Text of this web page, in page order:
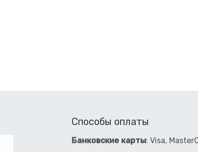
Способы оплаты
Банковские карты: Visa,